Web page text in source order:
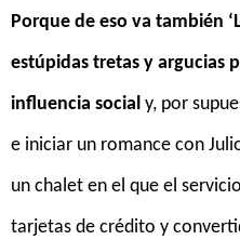
Porque de eso va también
estúpidas tretas y argucias
influencia social y, por
e iniciar un romance con
un chalet en el que el
tarjetas de crédito y